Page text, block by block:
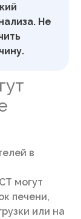
Не
в
могут
печени,
или на